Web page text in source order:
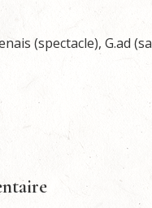
(spectacle), G.ad